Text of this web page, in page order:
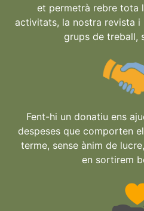
et permetrà rebre tota
activitats, la nostra revista
grups de treball,
Fent-hi un donatiu ens
despeses que comporten
terme, sense ànim de
en sortirem